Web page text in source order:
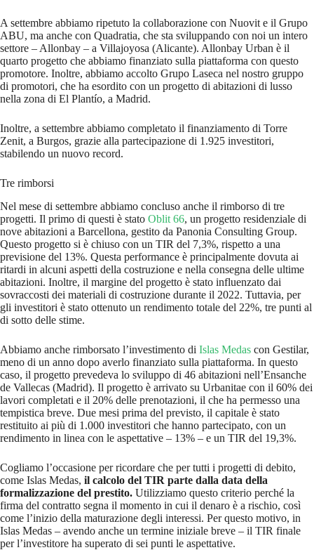
A settembre abbiamo ripetuto la collaborazione con Nuovit e il Grupo
ABU, ma anche con Quadratia, che sta sviluppando con noi un intero
settore – Allonbay – a Villajoyosa (Alicante). Allonbay Urban è il
quarto progetto che abbiamo finanziato sulla piattaforma con questo
promotore. Inoltre, abbiamo accolto Grupo Laseca nel nostro gruppo
di promotori, che ha esordito con un progetto di abitazioni di lusso
nella zona di El Plantío, a Madrid.
Inoltre, a settembre abbiamo completato il finanziamento di Torre
Zenit, a Burgos, grazie alla partecipazione di 1.925 investitori,
stabilendo un nuovo record.
Tre rimborsi
Nel mese di settembre abbiamo concluso anche il rimborso di tre
progetti. Il primo di questi è stato Oblit 66, un progetto residenziale di
nove abitazioni a Barcellona, gestito da Panonia Consulting Group.
Questo progetto si è chiuso con un TIR del 7,3%, rispetto a una
previsione del 13%. Questa performance è principalmente dovuta ai
ritardi in alcuni aspetti della costruzione e nella consegna delle ultime
abitazioni. Inoltre, il margine del progetto è stato influenzato dai
sovraccosti dei materiali di costruzione durante il 2022. Tuttavia, per
gli investitori è stato ottenuto un rendimento totale del 22%, tre punti al
di sotto delle stime.
Abbiamo anche rimborsato l’investimento di Islas Medas con Gestilar,
meno di un anno dopo averlo finanziato sulla piattaforma. In questo
caso, il progetto prevedeva lo sviluppo di 46 abitazioni nell’Ensanche
de Vallecas (Madrid). Il progetto è arrivato su Urbanitae con il 60% dei
lavori completati e il 20% delle prenotazioni, il che ha permesso una
tempistica breve. Due mesi prima del previsto, il capitale è stato
restituito ai più di 1.000 investitori che hanno partecipato, con un
rendimento in linea con le aspettative – 13% – e un TIR del 19,3%.
Cogliamo l’occasione per ricordare che per tutti i progetti di debito,
come Islas Medas, il calcolo del TIR parte dalla data della
formalizzazione del prestito. Utilizziamo questo criterio perché la
firma del contratto segna il momento in cui il denaro è a rischio, così
come l’inizio della maturazione degli interessi. Per questo motivo, in
Islas Medas – avendo anche un termine iniziale breve – il TIR finale
per l’investitore ha superato di sei punti le aspettative.